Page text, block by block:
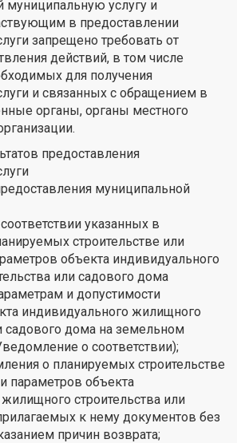
услугу и
в предоставлении
запрещено требовать от
действий, в том числе
для получения
и связанных с обращением в
органы, органы местного
предоставления
муниципальной
указанных в
строительстве или
объекта индивидуального
или садового дома
и допустимости
индивидуального жилищного
садового дома на земельном
о соответствии);
о планируемых строительстве
параметров объекта
строительства или
к нему документов без
причин возврата;